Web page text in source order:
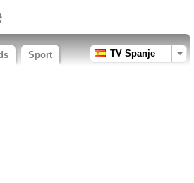
Sport TV Spanje